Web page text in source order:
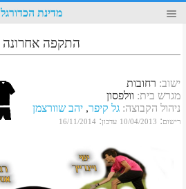
מדינת הכדורגל
התקפה אחרונה
ישוב: רחובות
מגרש בית: וולפסון
ניהול הקבוצה: גל קיפר, יהב שוורצמן
רישום:
10/04/2013 עדכון:
16/11/2014